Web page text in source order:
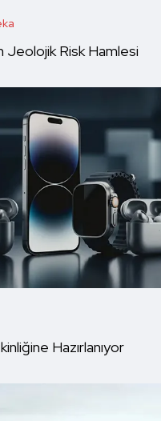
Jeolojik Risk Hamlesi
Hazırlanıyor